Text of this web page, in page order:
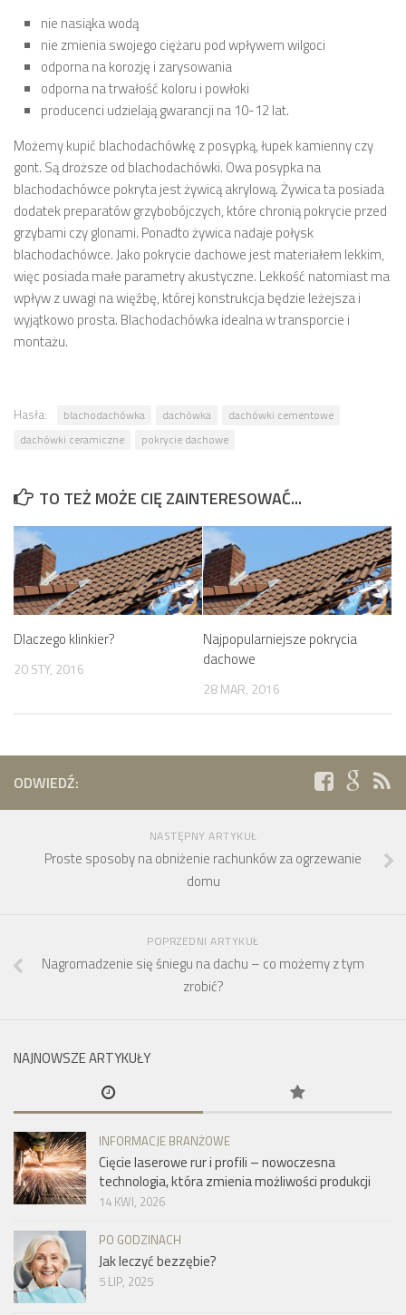
nie nasiąka wodą
nie zmienia swojego ciężaru pod wpływem wilgoci
odporna na korozję i zarysowania
odporna na trwałość koloru i powłoki
producenci udzielają gwarancji na 10-12 lat.
Możemy kupić blachodachówkę z posypką, łupek kamienny czy
gont. Są droższe od blachodachówki. Owa posypka na
blachodachówce pokryta jest żywicą akrylową. Żywica ta posiada
dodatek preparatów grzybobójczych, które chronią pokrycie przed
grzybami czy glonami. Ponadto żywica nadaje połysk
blachodachówce. Jako pokrycie dachowe jest materiałem lekkim,
więc posiada małe parametry akustyczne. Lekkość natomiast ma
wpływ z uwagi na więźbę, której konstrukcja będzie leżejsza i
wyjątkowo prosta. Blachodachówka idealna w transporcie i
montażu.
Hasła: blachodachówka dachówka
dachówki cementowe
dachówki ceramiczne
pokrycie dachowe
TO TEŻ MOŻE CIĘ ZAINTERESOWAĆ...
Dlaczego klinkier?
20 STY, 2016
Najpopularniejsze pokrycia
dachowe
28 MAR, 2016
ODWIEDŹ:
NASTĘPNY ARTYKUŁ
Proste sposoby na obniżenie rachunków za ogrzewanie
domu
POPRZEDNI ARTYKUŁ
Nagromadzenie się śniegu na dachu – co możemy z tym
zrobić?
NAJNOWSZE ARTYKUŁY
INFORMACJE BRANŻOWE
Cięcie laserowe rur i profili – nowoczesna
technologia, która zmienia możliwości produkcji
14 KWI, 2026
PO GODZINACH
Jak leczyć bezzębie?
5 LIP, 2025